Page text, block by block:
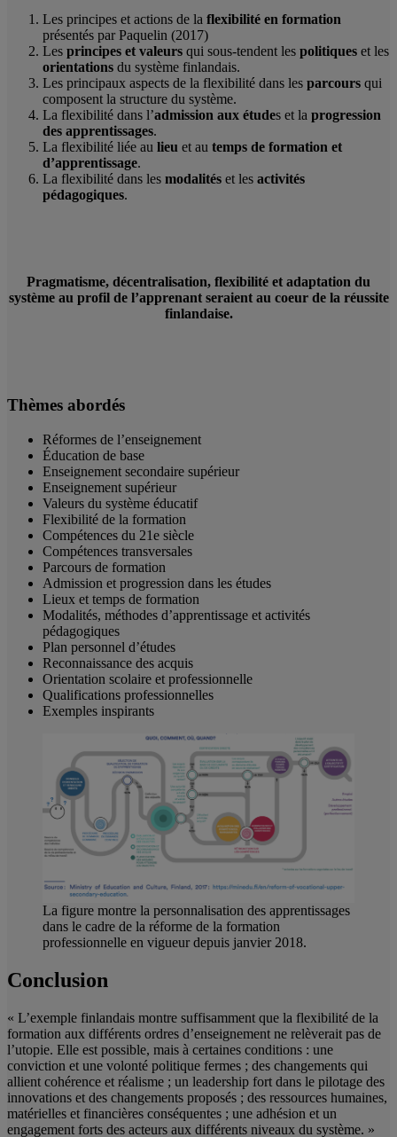
Les principes et actions de la flexibilité en formation
présentés par Paquelin (2017)
Les principes et valeurs qui sous-tendent les politiques et les
orientations du système finlandais.
Les principaux aspects de la flexibilité dans les parcours qui
composent la structure du système.
La flexibilité dans l’admission aux études et la progression
des apprentissages.
La flexibilité liée au lieu et au temps de formation et
d’apprentissage.
La flexibilité dans les modalités et les activités
pédagogiques.
Pragmatisme, décentralisation, flexibilité et adaptation du
système au profil de l’apprenant seraient au coeur de la réussite
finlandaise.
Thèmes abordés
Réformes de l’enseignement
Éducation de base
Enseignement secondaire supérieur
Enseignement supérieur
Valeurs du système éducatif
Flexibilité de la formation
Compétences du 21e siècle
Compétences transversales
Parcours de formation
Admission et progression dans les études
Lieux et temps de formation
Modalités, méthodes d’apprentissage et activités
pédagogiques
Plan personnel d’études
Reconnaissance des acquis
Orientation scolaire et professionnelle
Qualifications professionnelles
Exemples inspirants
La figure montre la personnalisation des apprentissages
dans le cadre de la réforme de la formation
professionnelle en vigueur depuis janvier 2018.
Conclusion
« L’exemple finlandais montre suffisamment que la flexibilité de la
formation aux différents ordres d’enseignement ne relèverait pas de
l’utopie. Elle est possible, mais à certaines conditions : une
conviction et une volonté politique fermes ; des changements qui
allient cohérence et réalisme ; un leadership fort dans le pilotage des
innovations et des changements proposés ; des ressources humaines,
matérielles et financières conséquentes ; une adhésion et un
engagement forts des acteurs aux différents niveaux du système. »